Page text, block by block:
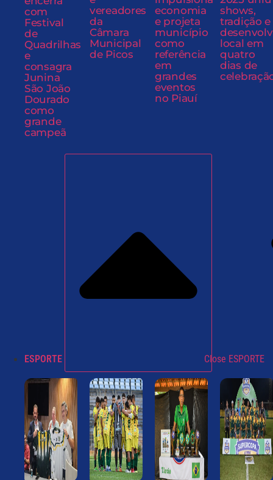
com
Festival
de
Quadrilhas
e
consagra
Junina
São João
Dourado
como
grande
campeã
vereadores
da
Câmara
Municipal
de Picos
economia
e projeta
município
como
referência
em
grandes
eventos
no Piauí
shows,
tradição e
local em
quatro
dias de
ESPORTE Close ESPORTE